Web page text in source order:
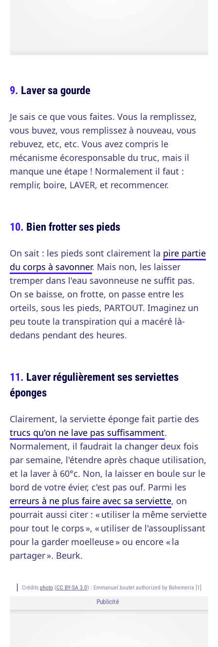
Laver sa gourde
Je sais ce que vous faites. Vous la remplissez,
vous buvez, vous remplissez à nouveau, vous
rebuvez, etc, etc. Vous avez compris le
mécanisme écoresponsable du truc, mais il
manque une étape ! Normalement il faut :
remplir, boire, LAVER, et recommencer.
Bien frotter ses pieds
On sait : les pieds sont clairement la pire partie
du corps à savonner. Mais non, les laisser
tremper dans l'eau savonneuse ne suffit pas.
On se baisse, on frotte, on passe entre les
orteils, sous les pieds, PARTOUT. Imaginez un
peu toute la transpiration qui a macéré là-
dedans pendant des heures.
Laver régulièrement ses serviettes
éponges
Clairement, la serviette éponge fait partie des
trucs qu'on ne lave pas suffisamment.
Normalement, il faudrait la changer deux fois
par semaine, l'étendre après chaque utilisation,
et la laver à 60°c. Non, la laisser en boule sur le
bord de votre évier, c'est pas ouf. Parmi les
erreurs à ne plus faire avec sa serviette, on
pourrait aussi citer : « utiliser la même serviette
pour tout le corps », « utiliser de l'assouplissant
pour la garder moelleuse » ou encore « la
partager ». Beurk.
Crédits photo(CC BY-SA 3.0) : Emmanuel.boutet authorized by Bohemeria [1]
Publicité